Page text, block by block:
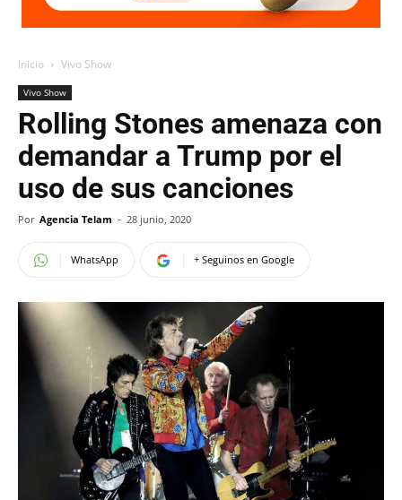
Inicio Vivo Show
Vivo Show
Rolling Stones amenaza con
demandar a Trump por el
uso de sus canciones
Por Agencia Telam - 28 junio, 2020
WhatsApp + Seguinos en Google